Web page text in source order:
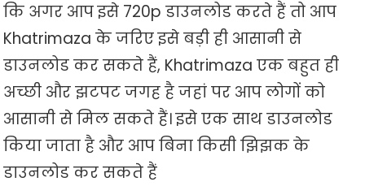
कि अगर आप इसे 720p डाउनलोड करते हैं तो आप
Khatrimaza के जरिए इसे बड़ी ही आसानी से
डाउनलोड कर सकते हैं, Khatrimaza एक बहुत ही
अच्छी और झटपट जगह है जहां पर आप लोगों को
आसानी से मिल सकते हैं। इसे एक साथ डाउनलोड
किया जाता है और आप बिना किसी झिझक के
डाउनलोड कर सकते हैं